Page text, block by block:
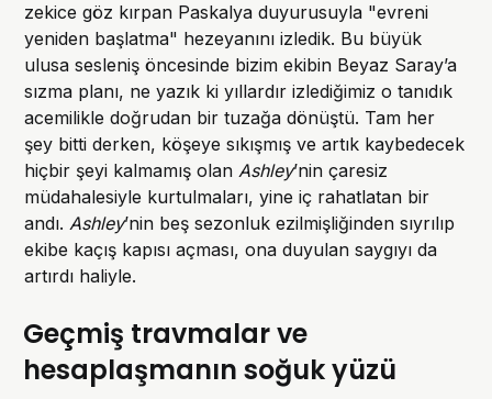
zekice göz kırpan Paskalya duyurusuyla "evreni
yeniden başlatma" hezeyanını izledik. Bu büyük
ulusa sesleniş öncesinde bizim ekibin Beyaz Saray’a
sızma planı, ne yazık ki yıllardır izlediğimiz o tanıdık
acemilikle doğrudan bir tuzağa dönüştü. Tam her
şey bitti derken, köşeye sıkışmış ve artık kaybedecek
hiçbir şeyi kalmamış olanAshley’nin çaresiz
müdahalesiyle kurtulmaları, yine iç rahatlatan bir
andı.Ashley’nin beş sezonluk ezilmişliğinden sıyrılıp
ekibe kaçış kapısı açması, ona duyulan saygıyı da
artırdı haliyle.
Geçmiş travmalar ve
hesaplaşmanın soğuk yüzü